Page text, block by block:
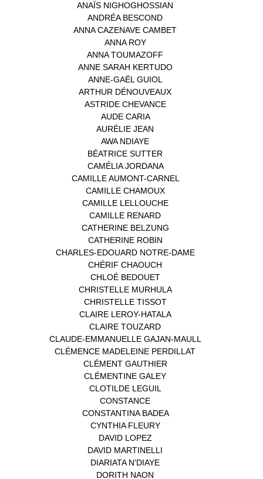
ANAÏS NIGHOGHOSSIAN
ANDRÉA BESCOND
ANNA CAZENAVE CAMBET
ANNA ROY(1)
ANNA TOUMAZOFF
ANNE SARAH KERTUDO(1)
ANNE-GAËL GUIOL(1)
ARTHUR DÉNOUVEAUX
ASTRIDE CHEVANCE(3)
AUDE CARIA(1)
AURÉLIE JEAN
AWA NDIAYE
BÉATRICE SUTTER
CAMÉLIA JORDANA(1)
CAMILLE AUMONT-CARNEL(1)
CAMILLE CHAMOUX(1)
CAMILLE LELLOUCHE(1)
CAMILLE RENARD
CATHERINE BELZUNG
CATHERINE ROBIN
CHARLES-EDOUARD NOTRE-DAME(1)
CHÉRIF CHAOUCH
CHLOÉ BEDOUET(1)
CHRISTELLE MURHULA(1)
CHRISTELLE TISSOT(2)
CLAIRE LEROY-HATALA(1)
CLAIRE TOUZARD
CLAUDE-EMMANUELLE GAJAN-MAULL(1)
CLÉMENCE MADELEINE PERDILLAT
CLÉMENT GAUTHIER(1)
CLÉMENTINE GALEY
CLOTILDE LEGUIL(1)
CONSTANCE
CONSTANTINA BADEA(1)
CYNTHIA FLEURY(2)
DAVID LOPEZ(1)
DAVID MARTINELLI
DIARIATA N'DIAYE
DORITH NAON